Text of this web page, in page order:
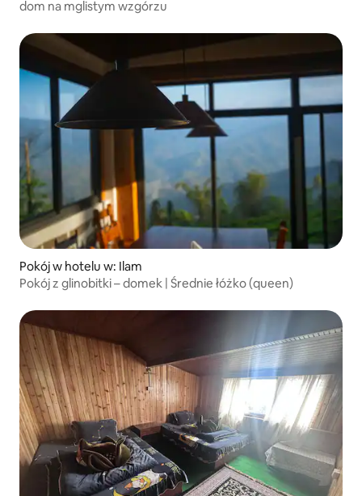
dom na mglistym wzgórzu
Pokój w hotelu w: Ilam
Pokój z glinobitki – domek | Średnie łóżko (queen)